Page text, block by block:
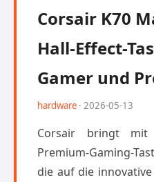
Corsair K70
Hall-Effect-
Gamer und
hardware · 2026-05-13
Corsair bringt
Premium-Gaming-
die auf die